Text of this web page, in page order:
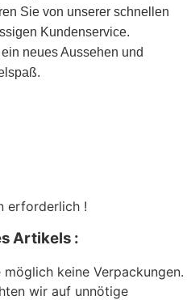
Sie von unserer schnellen
Kundenservice.
neues Aussehen und
erforderlich !
Artikels :
keine Verpackungen.
wir auf unnötige